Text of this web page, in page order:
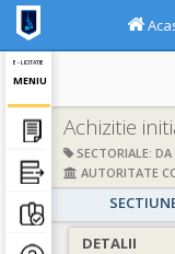
E - LICITATIE
MENIU
Achizitie
SECTORIALE: DA
AUTORITATE
DETALII